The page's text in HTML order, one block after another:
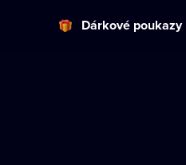
Dárkové poukazy